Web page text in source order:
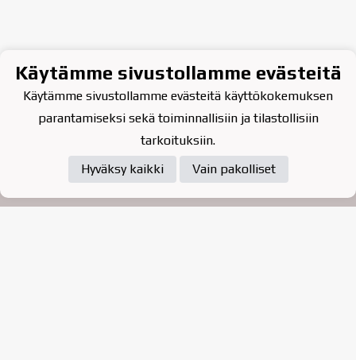
Tietosuojaseloste
Käytämme sivustollamme evästeitä
Käytämme sivustollamme evästeitä käyttökokemuksen
parantamiseksi sekä toiminnallisiin ja tilastollisiin
tarkoituksiin.
Hyväksy kaikki
Vain pakolliset